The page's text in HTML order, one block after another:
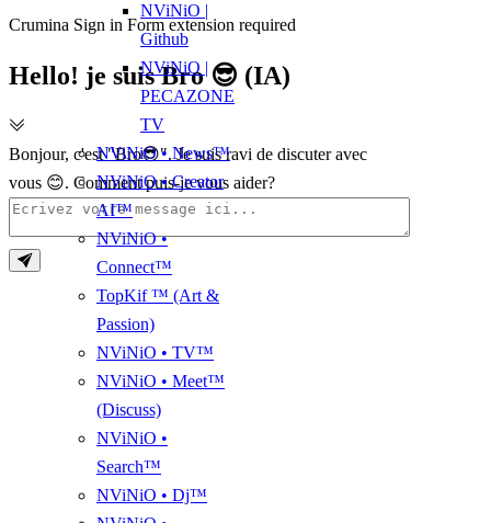
Crumina Sign in Form extension required
Hello! je suis Bro 😎 (IA)
Bonjour, c'est "Bro😎". Je suis ravi de discuter avec
vous 😊. Comment puis-je vous aider?
NViNiO |
Github
NViNiO |
PECAZONE
TV
NViNiO • News™
NViNiO • Creator
AI™
NViNiO •
Connect™
TopKif ™ (Art &
Passion)
NViNiO • TV™
NViNiO • Meet™
(Discuss)
NViNiO •
Search™
NViNiO • Dj™